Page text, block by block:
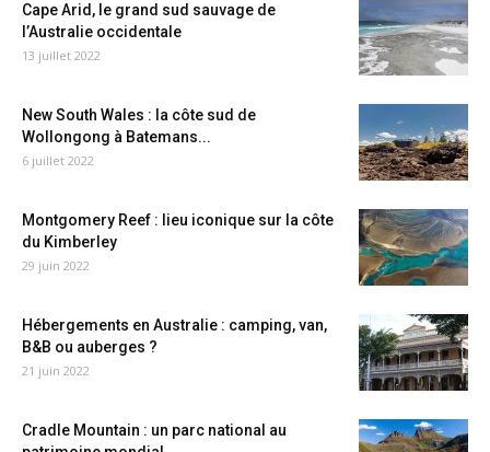
Cape Arid, le grand sud sauvage de
l’Australie occidentale
13 juillet 2022
New South Wales : la côte sud de
Wollongong à Batemans...
6 juillet 2022
Montgomery Reef : lieu iconique sur la côte
du Kimberley
29 juin 2022
Hébergements en Australie : camping, van,
B&B ou auberges ?
21 juin 2022
Cradle Mountain : un parc national au